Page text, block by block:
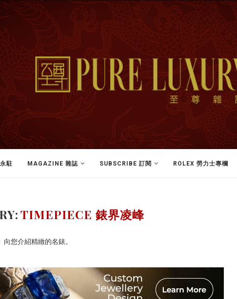
駐 MAGAZINE 雜誌 SUBSCRIBE 訂閱 ROLEX 勞力士專欄
TIMEPIECE 錶界凌峰
您介紹精緻的名錶。